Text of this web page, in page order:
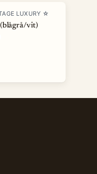
LUXURY ☆
vit)